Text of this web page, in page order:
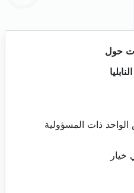
حول
ذات المسؤولية
خيار